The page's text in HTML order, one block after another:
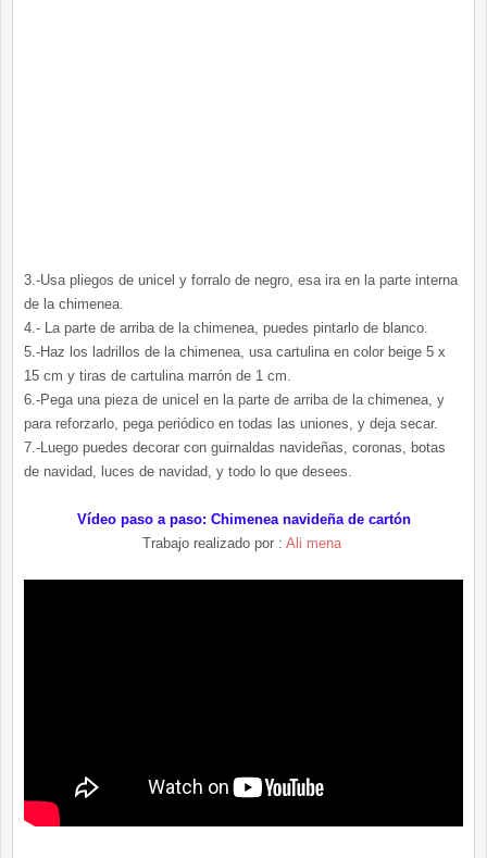
3.-Usa pliegos de unicel y forralo de negro, esa ira en la parte interna
de la chimenea.
4.- La parte de arriba de la chimenea, puedes pintarlo de blanco.
5.-Haz los ladrillos de la chimenea, usa cartulina en color beige 5 x
15 cm y tiras de cartulina marrón de 1 cm.
6.-Pega una pieza de unicel en la parte de arriba de la chimenea, y
para reforzarlo, pega periódico en todas las uniones, y deja secar.
7.-Luego puedes decorar con guirnaldas navideñas, coronas, botas
de navidad, luces de navidad, y todo lo que desees.
Vídeo paso a paso: Chimenea navideña de cartón
Trabajo realizado por : Ali mena